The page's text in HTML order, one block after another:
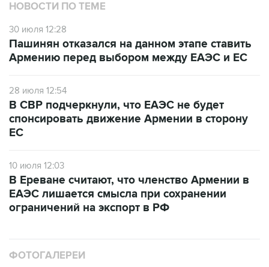
НОВОСТИ ПО ТЕМЕ
30 июля 12:28
Пашинян отказался на данном этапе ставить
Армению перед выбором между ЕАЭС и ЕС
28 июля 12:54
В СВР подчеркнули, что ЕАЭС не будет
спонсировать движение Армении в сторону
ЕС
10 июля 12:03
В Ереване считают, что членство Армении в
ЕАЭС лишается смысла при сохранении
ограничений на экспорт в РФ
ФОТОГАЛЕРЕИ